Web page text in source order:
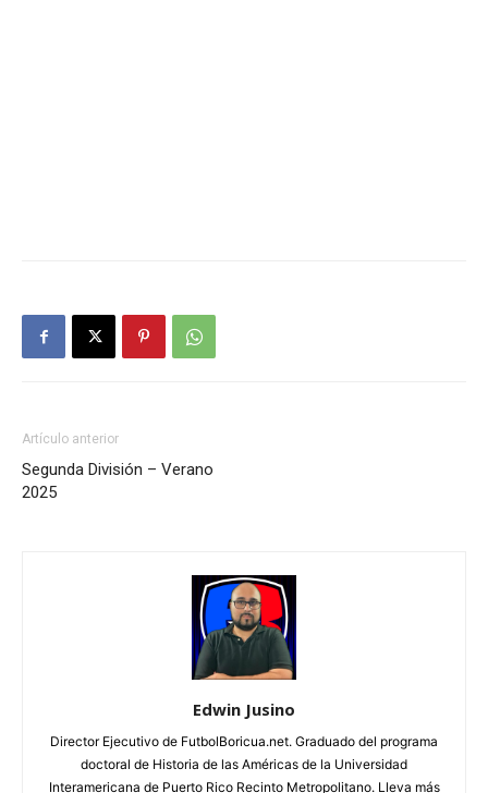
Artículo anterior
Segunda División – Verano
2025
Edwin Jusino
Director Ejecutivo de FutbolBoricua.net. Graduado del programa
doctoral de Historia de las Américas de la Universidad
Interamericana de Puerto Rico Recinto Metropolitano. Lleva más